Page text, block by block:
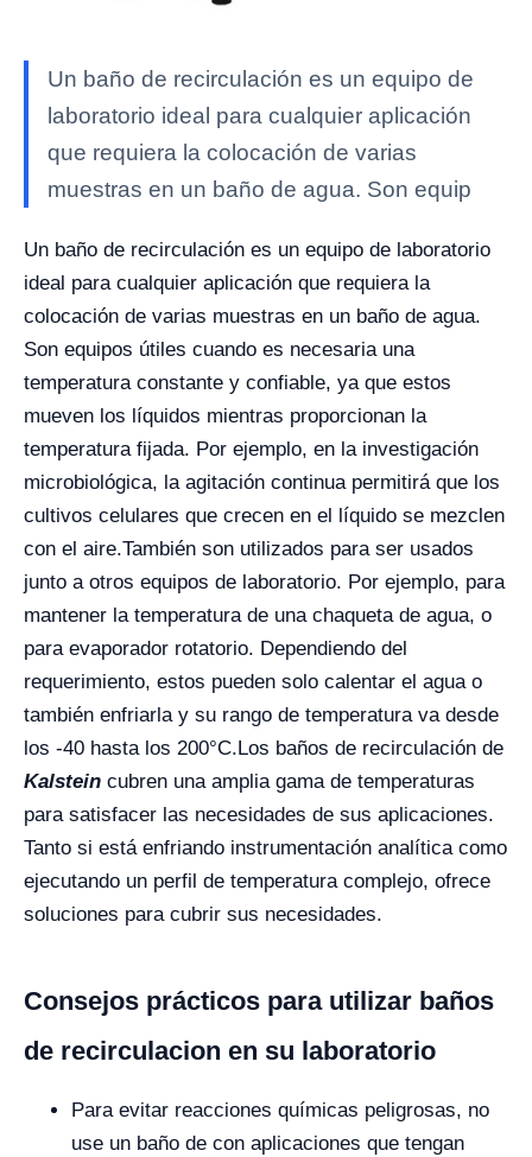
Un baño de recirculación es un equipo de
laboratorio ideal para cualquier aplicación
que requiera la colocación de varias
muestras en un baño de agua. Son equip
Un baño de recirculación es un equipo de laboratorio
ideal para cualquier aplicación que requiera la
colocación de varias muestras en un baño de agua.
Son equipos útiles cuando es necesaria una
temperatura constante y confiable, ya que estos
mueven los líquidos mientras proporcionan la
temperatura fijada. Por ejemplo, en la investigación
microbiológica, la agitación continua permitirá que los
cultivos celulares que crecen en el líquido se mezclen
con el aire.También son utilizados para ser usados
junto a otros equipos de laboratorio. Por ejemplo, para
mantener la temperatura de una chaqueta de agua, o
para evaporador rotatorio. Dependiendo del
requerimiento, estos pueden solo calentar el agua o
también enfriarla y su rango de temperatura va desde
los -40 hasta los 200°C. Los baños de recirculación de
Kalstein cubren una amplia gama de temperaturas
para satisfacer las necesidades de sus aplicaciones.
Tanto si está enfriando instrumentación analítica como
ejecutando un perfil de temperatura complejo, ofrece
soluciones para cubrir sus necesidades.
Consejos prácticos para utilizar baños
de recirculacion en su laboratorio
Para evitar reacciones químicas peligrosas, no
use un baño de con aplicaciones que tengan